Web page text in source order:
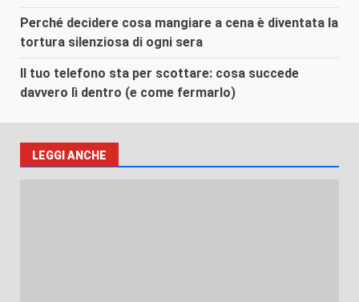
Perché decidere cosa mangiare a cena è diventata la
tortura silenziosa di ogni sera
Il tuo telefono sta per scottare: cosa succede
davvero lì dentro (e come fermarlo)
LEGGI ANCHE